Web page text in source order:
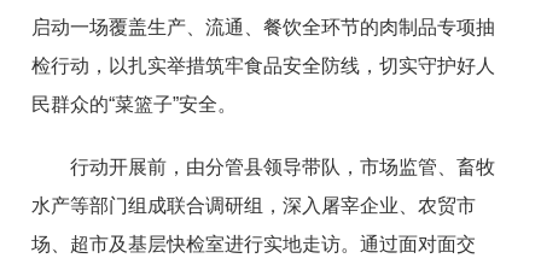
启动一场覆盖生产、流通、餐饮全环节的肉制品专项抽
检行动，以扎实举措筑牢食品安全防线，切实守护好人
民群众的“菜篮子”安全。
行动开展前，由分管县领导带队，市场监管、畜牧
水产等部门组成联合调研组，深入屠宰企业、农贸市
场、超市及基层快检室进行实地走访。通过面对面交